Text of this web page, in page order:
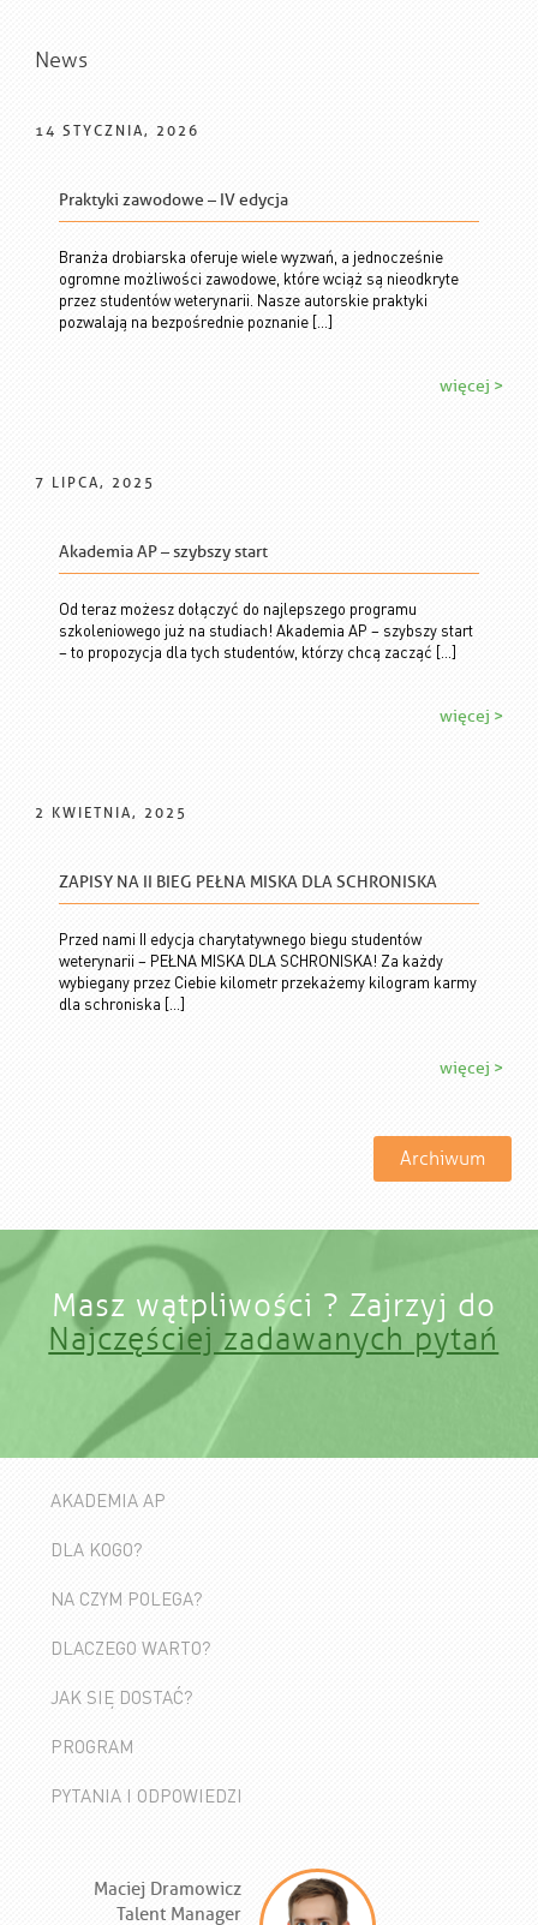
News
14 STYCZNIA, 2026
Praktyki zawodowe – IV edycja
Branża drobiarska oferuje wiele wyzwań, a jednocześnie
ogromne możliwości zawodowe, które wciąż są nieodkryte
przez studentów weterynarii. Nasze autorskie praktyki
pozwalają na bezpośrednie poznanie […]
więcej >
7 LIPCA, 2025
Akademia AP – szybszy start
Od teraz możesz dołączyć do najlepszego programu
szkoleniowego już na studiach! Akademia AP – szybszy start
– to propozycja dla tych studentów, którzy chcą zacząć […]
więcej >
2 KWIETNIA, 2025
ZAPISY NA II BIEG PEŁNA MISKA DLA SCHRONISKA
Przed nami II edycja charytatywnego biegu studentów
weterynarii – PEŁNA MISKA DLA SCHRONISKA! Za każdy
wybiegany przez Ciebie kilometr przekażemy kilogram karmy
dla schroniska […]
więcej >
Archiwum
Masz wątpliwości ? Zajrzyj do
Najczęściej zadawanych pytań
AKADEMIA AP
DLA KOGO?
NA CZYM POLEGA?
DLACZEGO WARTO?
JAK SIĘ DOSTAĆ?
PROGRAM
PYTANIA I ODPOWIEDZI
Maciej Dramowicz
Talent Manager